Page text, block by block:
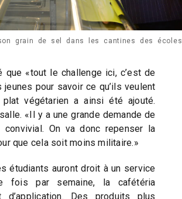
grain de sel dans les cantines des écoles
que «tout le challenge ici, c’est de
pour savoir ce qu’ils veulent
végétarien a ainsi été ajouté.
«Il y a une grande demande de
On va donc repenser la
que cela soit moins militaire.»
étudiants auront droit à un service
fois par semaine, la cafétéria
d’application. Des produits plus